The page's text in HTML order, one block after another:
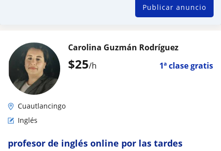
Publicar anuncio
$25/h 1ª clase gratis
Carolina Guzmán Rodríguez
Cuautlancingo
Inglés
profesor de inglés online por las tardes